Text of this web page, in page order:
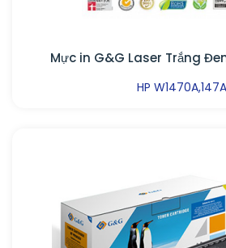
Mực in G&G Laser Trắng
HP W1470A,147A